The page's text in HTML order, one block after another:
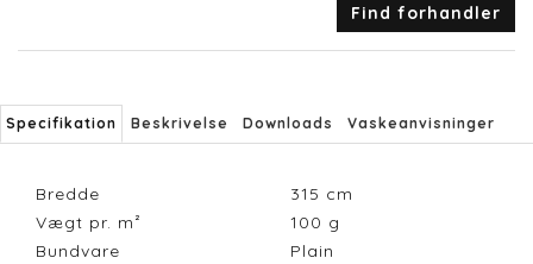
Find forhandler
Specifikation Beskrivelse Downloads Vaskeanvisninger
Bredde 315 cm
Vægt pr. m²
100 g
Bundvare
Plain